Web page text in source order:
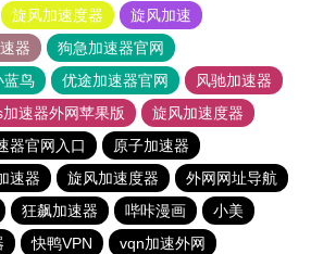
旋风加速度器
旋风加速
器
狗急加速器官网
蓝鸟 优途加速器官网
风驰加速器
速器外网苹果版
旋风加速度器
器官网入口
原子加速器
速器 旋风加速度器
外网网址导航
狂飙加速器 哔咔漫画
小美
快鸭VPN
vqn加速外网